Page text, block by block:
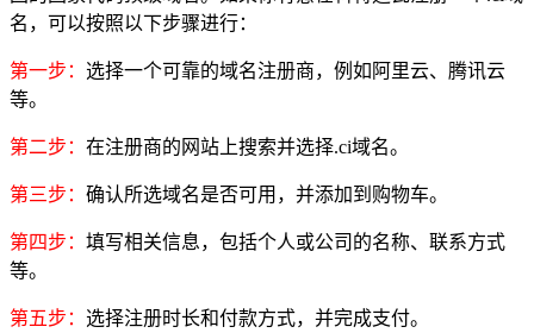
名，可以按照以下步骤进行：
第一步： 选择一个可靠的域名注册商，例如阿里云、腾讯云
等。
第二步： 在注册商的网站上搜索并选择.ci域名。
第三步： 确认所选域名是否可用，并添加到购物车。
第四步： 填写相关信息，包括个人或公司的名称、联系方式
等。
第五步： 选择注册时长和付款方式，并完成支付。